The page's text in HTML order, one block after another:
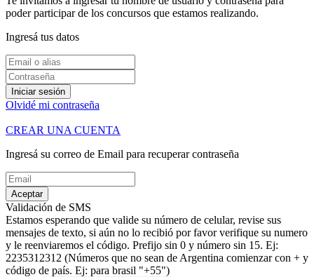
poder participar de los concursos que estamos realizando.
Ingresá tus datos
Iniciar sesión
Olvidé mi contraseña
CREAR UNA CUENTA
Ingresá su correo de Email para recuperar contraseña
Aceptar
Validación de SMS
Estamos esperando que valide su número de celular, revise sus
mensajes de texto, si aún no lo recibió por favor verifique su numero
y le reenviaremos el código. Prefijo sin 0 y número sin 15. Ej:
2235312312 (Números que no sean de Argentina comienzar con + y
código de país. Ej: para brasil "+55")